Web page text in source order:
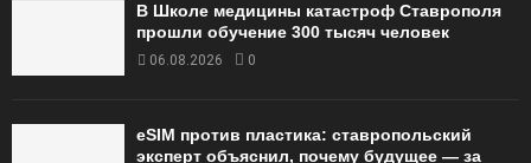
В Школе медицины катастроф Ставрополя
прошли обучение 300 тысяч человек
06.08.2026 0
eSIM против пластика: ставропольский
эксперт объяснил, почему будущее — за